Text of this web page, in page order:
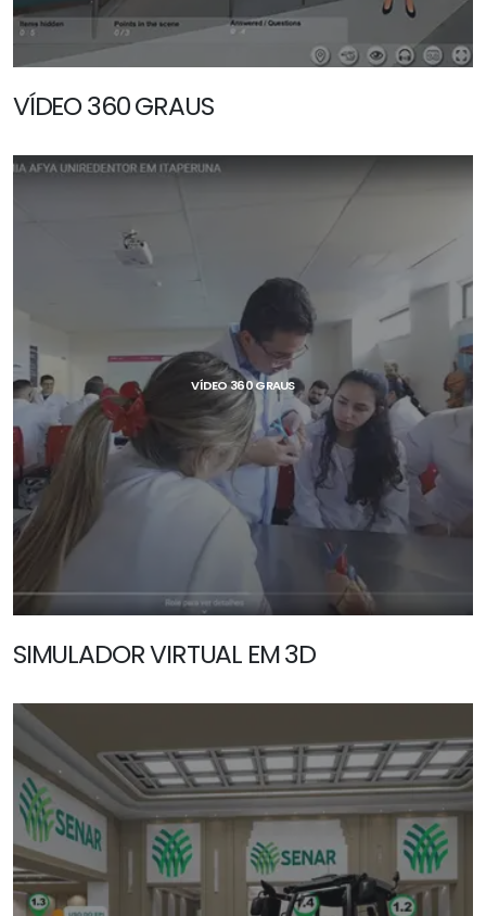
SAIBA MAIS
VÍDEO 360 GRAUS
VÍDEO 360 GRAUS
SAIBA MAIS
SIMULADOR VIRTUAL EM 3D